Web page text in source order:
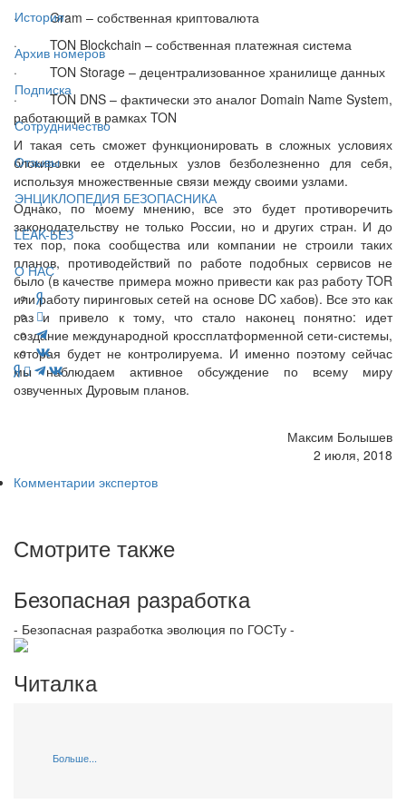
История
Архив номеров
Подписка
Сотрудничество
Отзывы
ЭНЦИКЛОПЕДИЯ БЕЗОПАСНИКА
LEAK-БЕЗ
О НАС
· Gram – собственная криптовалюта
· TON Blockchain – собственная платежная система
· TON Storage – децентрализованное хранилище данных
· TON DNS – фактически это аналог Domain Name System,
работающий в рамках TON
И такая сеть сможет функционировать в сложных условиях
блокировки ее отдельных узлов безболезненно для себя,
используя множественные связи между своими узлами.
Однако, по моему мнению, все это будет противоречить
законодательству не только России, но и других стран. И до
тех пор, пока сообщества или компании не строили таких
планов, противодействий по работе подобных сервисов не
было (в качестве примера можно привести как раз работу TOR
или работу пиринговых сетей на основе DC хабов). Все это как
раз и привело к тому, что стало наконец понятно: идет
создание международной кроссплатформенной сети-системы,
которая будет не контролируема. И именно поэтому сейчас
мы наблюдаем активное обсуждение по всему миру
озвученных Дуровым планов.
Максим Болышев
2 июля, 2018
Комментарии экспертов
Смотрите также
Безопасная разработка
- Безопасная разработка эволюция по ГОСТу -
Читалка
Больше...